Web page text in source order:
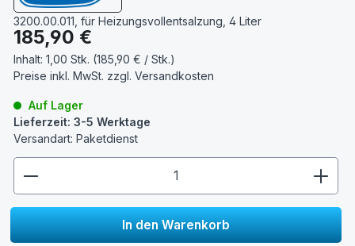
3200.00.011, für Heizungsvollentsalzung, 4 Liter
Regulärer Preis:
185,90 €
Inhalt: 1,00 Stk. (185,90 € / Stk.)
Preise inkl. MwSt. zzgl. Versandkosten
Auf Lager
Lieferzeit: 3-5 Werktage
Versandart: Paketdienst
In den Warenkorb